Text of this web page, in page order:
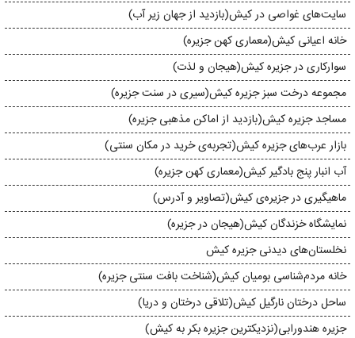
سایت‌های غواصی در کیش(بازدید از جهان زیر آب)
خانه اعیانی کیش(معماری کهن جزیره)
سوارکاری در جزیره‌ کیش(هیجان و لذت)
مجموعه درخت سبز جزیره کیش(سیری در سنت جزیره)
مساجد جزیره‌ کیش(بازدید از اماکن مذهبی جزیره)
بازار عرب‌های جزیره‌ کیش(تجربه‌ی خرید در مکان سنتی)
آب انبار پنج بادگیر کیش(معماری کهن جزیره)
ماهیگیری در جزیره‌ی کیش(تصاویر و آدرس)
نمایشگاه خزندگان کیش(هیجان در جزیره)
نخلستان‌های دیدنی جزیره کیش
خانه مردم‌شناسی بومیان کیش(شناخت بافت سنتی جزیره)
ساحل درختان نارگیل کیش(تلاقی درختان و دریا)
جزیره‌ هندورابی(نزدیکترین جزیره بکر به کیش)